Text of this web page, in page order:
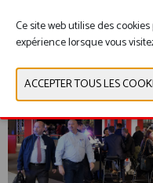
Ce site web utilise des
expérience lorsque vous